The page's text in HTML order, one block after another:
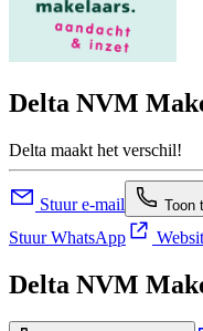
Delta NVM
Delta maakt het verschil!
Stuur e-mail Toon
Stuur WhatsApp
Delta NVM